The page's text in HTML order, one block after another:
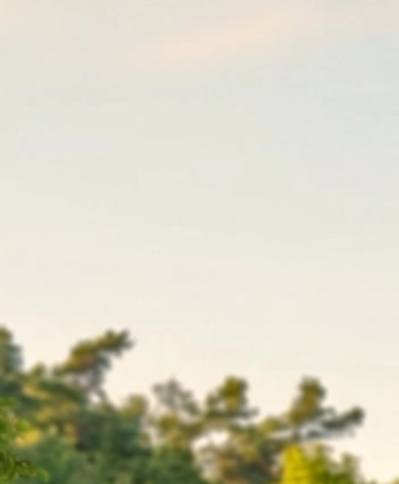
2025 21-22.6. Landesmeisterschaft Luftgewehr Luftpistole